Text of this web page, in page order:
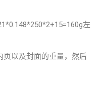
左
页以及封面的重量，然后